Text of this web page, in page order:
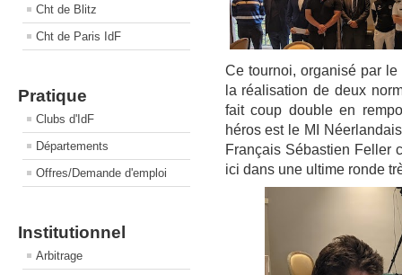
Cht de Blitz
Cht de Paris IdF
Pratique
Clubs d'IdF
Départements
Offres/Demande d'emploi
Institutionnel
Arbitrage
Ce tournoi, organisé par
la réalisation de deux
fait coup double en
héros est le MI
Français Sébastien Feller
ici dans une ultime ronde